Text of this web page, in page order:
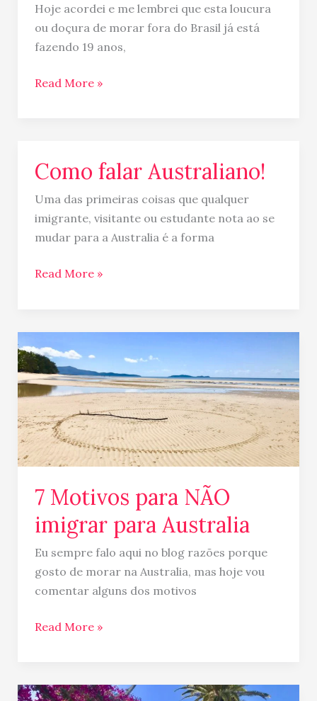
Hoje acordei e me lembrei que esta loucura
ou doçura de morar fora do Brasil já está
fazendo 19 anos,
Read More »
Como falar Australiano!
Uma das primeiras coisas que qualquer
imigrante, visitante ou estudante nota ao se
mudar para a Australia é a forma
Como
Australiano!
Read More »
7 Motivos para NÃO
imigrar para Australia
Eu sempre falo aqui no blog razões porque
gosto de morar na Australia, mas hoje vou
comentar alguns dos motivos
Motivos
para
NÃO
imigrar
para
Australia
Read More »
Como